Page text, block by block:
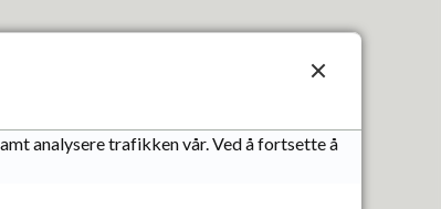
analysere trafikken vår. Ved å fortsette å